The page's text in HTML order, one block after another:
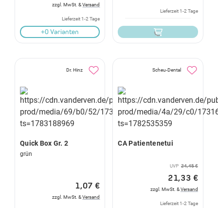
zzgl. MwSt. &Versand
Lieferzeit 1-2 Tage
+0 Varianten
Lieferzeit 1-2 Tage
Dr. Hinz
Quick Box Gr. 2
grün
1,07 €
zzgl. MwSt. &Versand
Scheu-Dental
CA Patientenetui
UVP 24,45 €
21,33 €
zzgl. MwSt. &Versand
Lieferzeit 1-2 Tage